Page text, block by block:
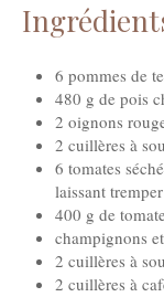
6 pommes de
480 g de pois
2 oignons
2 cuillères à
6 tomates
laissant
400 g de
champignons
2 cuillères à
2 cuillères à